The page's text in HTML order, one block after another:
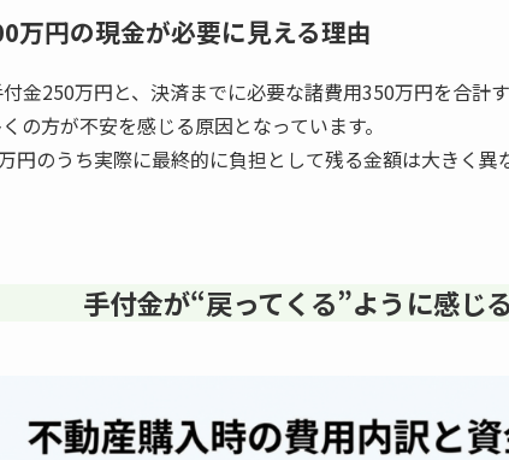
万円の現金が必要に見える理由
金250万円と、決済までに必要な諸費用350万円を合計
の方が不安を感じる原因となっています。
円のうち実際に最終的に負担として残る金額は大きく異
手付金が“戻ってくる”ように感じ